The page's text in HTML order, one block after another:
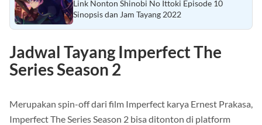
Link Nonton Shinobi No Ittoki Episode 10
Sinopsis dan Jam Tayang 2022
Jadwal Tayang Imperfect The
Series Season 2
Merupakan spin-off dari film Imperfect karya Ernest Prakasa,
Imperfect The Series Season 2 bisa ditonton di platform